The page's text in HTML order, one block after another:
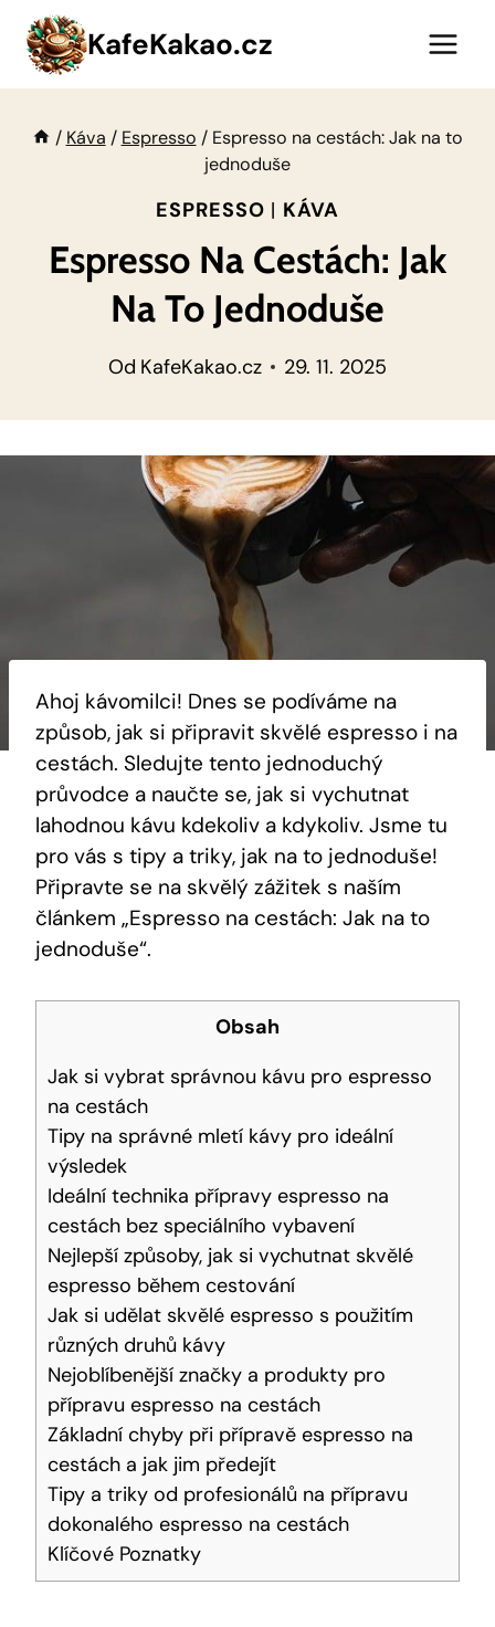
Přeskočit
obsah
KafeKakao.cz
/ Káva / Espresso / Espresso na cestách: Jak na to
jednoduše
ESPRESSO | KÁVA
Espresso Na Cestách: Jak
Na To Jednoduše
Od KafeKakao.cz 29. 11. 2025
Ahoj kávomilci! Dnes se podíváme na
způsob, jak si připravit skvělé espresso i na
cestách. Sledujte tento jednoduchý
průvodce a naučte se, jak si vychutnat
lahodnou kávu kdekoliv a kdykoliv. Jsme tu
pro vás s tipy a triky, jak na to jednoduše!
Připravte se na skvělý zážitek s naším
článkem „Espresso na cestách: Jak na to
jednoduše“.
Obsah
Jak si vybrat správnou kávu pro espresso
na cestách
Tipy na správné mletí kávy pro ideální
výsledek
Ideální technika přípravy espresso na
cestách bez speciálního vybavení
Nejlepší způsoby, jak si vychutnat skvělé
espresso během cestování
Jak si udělat skvělé espresso s použitím
různých druhů kávy
Nejoblíbenější značky a produkty pro
přípravu espresso na cestách
Základní chyby při přípravě espresso na
cestách a jak jim předejít
Tipy a triky od profesionálů na přípravu
dokonalého espresso na cestách
Klíčové Poznatky